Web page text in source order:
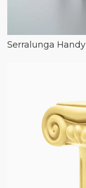
Serralunga